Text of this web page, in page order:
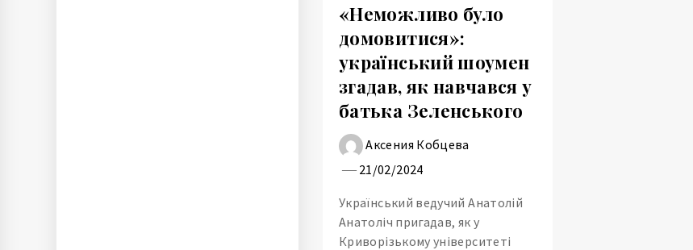
«Неможливо було
домовитися»:
український шоумен
згадав, як навчався у
батька Зеленського
Аксения Кобцева
21/02/2024
Український ведучий Анатолій
Анатоліч пригадав, як у
Криворізькому університеті